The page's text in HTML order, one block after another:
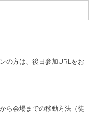
の方は、後日参加URLをお
ら会場までの移動方法（徒